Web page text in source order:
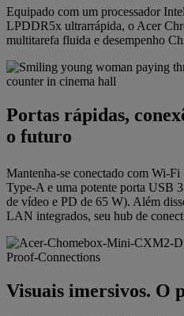
Equipado com um processador Intel
LPDDR5x ultrarrápida, o Acer
multitarefa fluida e desempenho
Portas rápidas,
o futuro
Mantenha-se conectado com Wi-Fi
Type-A e uma potente porta USB
de vídeo e PD de 65 W). Além
LAN integrados, seu hub de
Visuais imersivos. O